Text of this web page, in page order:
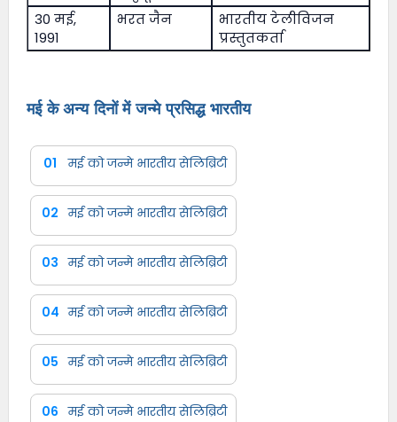
30 मई,
1991
भरत जैन
भारतीय टेलीविजन
प्रस्तुतकर्ता
मई के अन्य दिनों में जन्मे प्रसिद्ध भारतीय
01 मई को जन्मे भारतीय सेलिब्रिटी
02 मई को जन्मे भारतीय सेलिब्रिटी
03 मई को जन्मे भारतीय सेलिब्रिटी
04 मई को जन्मे भारतीय सेलिब्रिटी
05 मई को जन्मे भारतीय सेलिब्रिटी
06 मई को जन्मे भारतीय सेलिब्रिटी